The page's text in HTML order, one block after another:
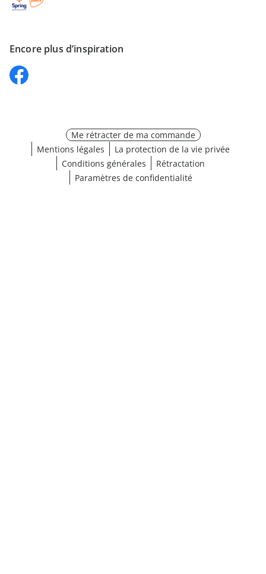
Encore plus d’inspiration
Me rétracter de ma commande
Mentions légales
La protection de la vie privée
Conditions générales
Rétractation
Paramètres de confidentialité